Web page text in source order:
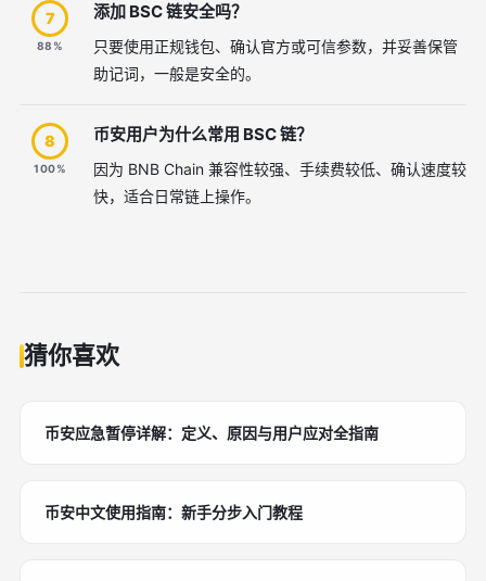
7
88%
添加 BSC 链安全吗？
只要使用正规钱包、确认官方或可信参数，并妥善保管
助记词，一般是安全的。
8
100%
币安用户为什么常用 BSC 链？
因为 BNB Chain 兼容性较强、手续费较低、确认速度较
快，适合日常链上操作。
猜你喜欢
币安应急暂停详解：定义、原因与用户应对全指南
币安中文使用指南：新手分步入门教程